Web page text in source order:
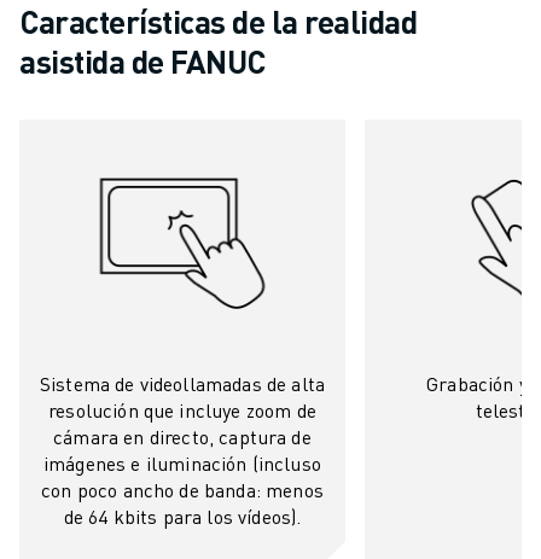
Características de la realidad
asistida de FANUC
Sistema de videollamadas de alta
resolución que incluye zoom de
cámara en directo, captura de
imágenes e iluminación (incluso
con poco ancho de banda: menos
de 64 kbits para los vídeos).
Grabación y